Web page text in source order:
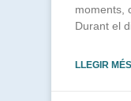
moments,
Durant el
LLEGIR